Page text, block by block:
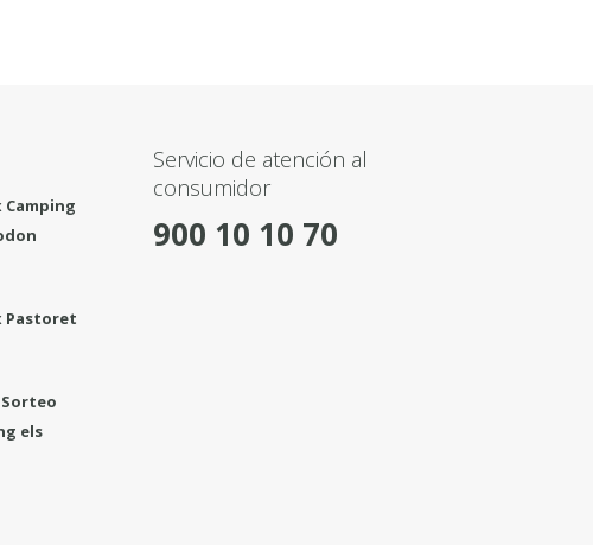
Pastoret
Sorteo
els
Servicio de atención al
consumidor
900 10 10 70